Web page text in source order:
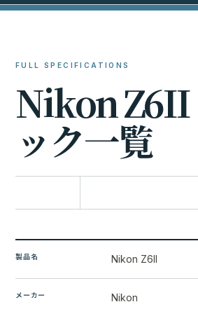
FULL SPECIFICATIONS
NikonZ6II
ック一覧
製品名 Nikon Z6II
メーカー Nikon